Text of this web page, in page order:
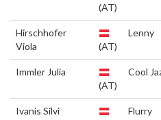
(AT)
Hirschhofer
Viola
(AT)
Lenny
Immler Julia
(AT)
Cool
Ivanis Silvi
Flurry